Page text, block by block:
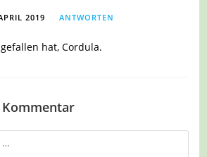
2019 ANTWORTEN
hat, Cordula.